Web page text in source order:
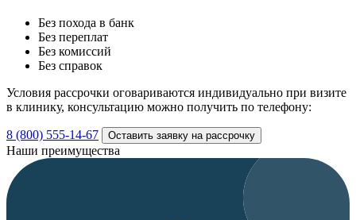
Без похода в банк
Без переплат
Без комиссий
Без справок
Условия рассрочки оговариваются индивидуально при визите
в клинику, консультацию можно получить по телефону:
8 (800) 555-14-67 Оставить заявку на рассрочку
Наши преимущества